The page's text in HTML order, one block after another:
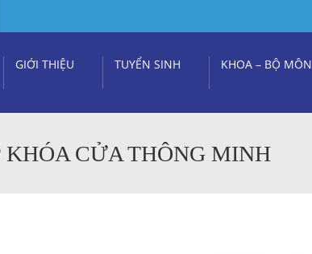
GIỚI THIỆU TUYỂN SINH KHOA – BỘ MÔN
CỬA THÔNG MINH